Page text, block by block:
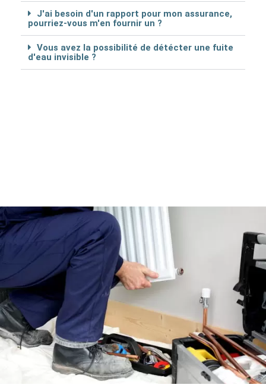
J'ai besoin d'un rapport pour mon assurance,
pourriez-vous m'en fournir un ?
Vous avez la possibilité de détécter une fuite
d'eau invisible ?